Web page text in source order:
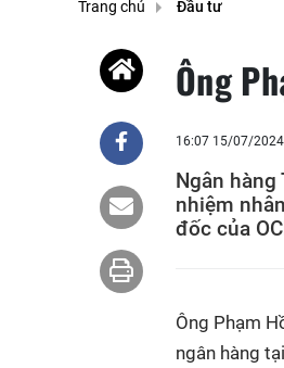
Trang chủ Đầu tư
Ông
16:07 15/07/2024
Ngân
nhiệm
đốc của
Ông Phạm
ngân hàng